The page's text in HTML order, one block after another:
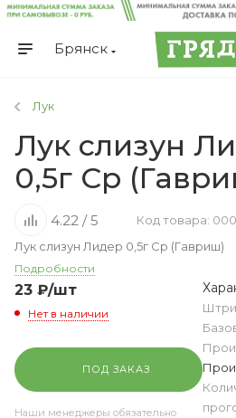
Брянск
Лук
Лук слизун
0,5г Ср
4.22 / 5
Код товара:
Лук слизун Лидер 0,5г Ср (Гавриш)
Подробности
23 ₽/шт
Нет в наличии
ПОД ЗАКАЗ
Наши менеджеры обязательно